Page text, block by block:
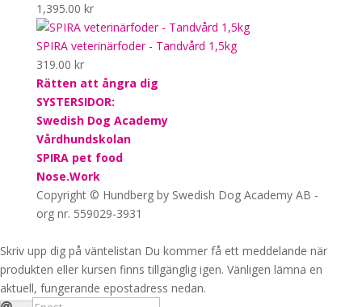
1,395.00 kr
SPIRA veterinärfoder - Tandvård 1,5kg
319.00 kr
Rätten att ångra dig
SYSTERSIDOR:
Swedish Dog Academy
Vårdhundskolan
SPIRA pet food
Nose.Work
Copyright © Hundberg by Swedish Dog Academy AB -
org nr. 559029-3931
Skriv upp dig på väntelistan Du kommer få ett meddelande när
produkten eller kursen finns tillgänglig igen. Vänligen lämna en
aktuell, fungerande epostadress nedan.